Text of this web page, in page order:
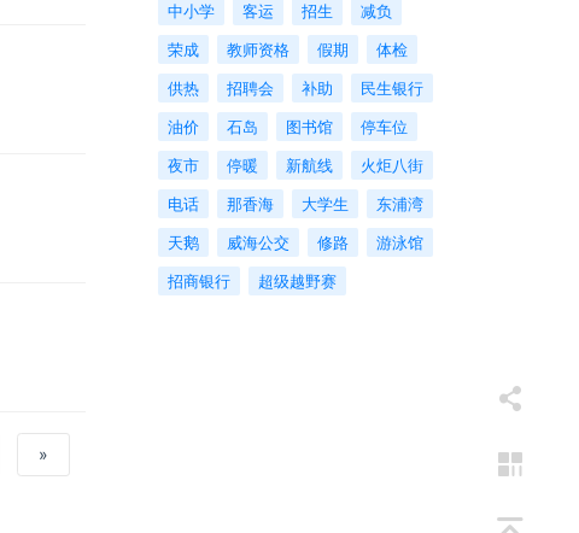
»
中小学 客运 招生
减负
荣成
教师资格 假期
体检
供热
招聘会 补助
民生银行
油价
石岛 图书馆
停车位
夜市
停暖 新航线
火炬八街
电话
那香海 大学生
东浦湾
天鹅
威海公交 修路
游泳馆
招商银行
超级越野赛